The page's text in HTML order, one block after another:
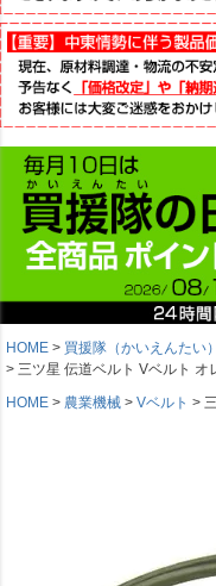
HOME
買援隊（かいえんたい
三ツ星 伝道ベルト Vベルト オ
HOME
農業機械 Vベルト